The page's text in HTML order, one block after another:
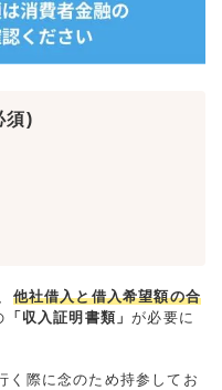
須)
他社借入と借入希望額の合
「収入証明書類」が必要に
く際に念のため持参してお